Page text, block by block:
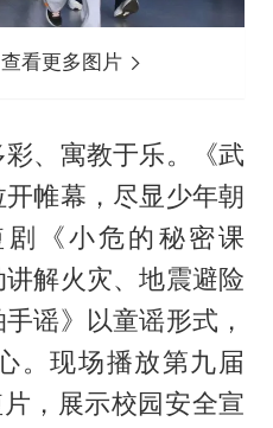
看更多图片
、寓教于乐。《武
帷幕，尽显少年朝
《小危的秘密课
解火灾、地震避险
谣》以童谣形式，
。现场播放第九届
，展示校园安全宣